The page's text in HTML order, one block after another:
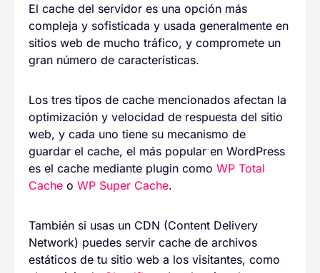
El cache del servidor es una opción más
compleja y sofisticada y usada generalmente en
sitios web de mucho tráfico, y compromete un
gran número de características.
Los tres tipos de cache mencionados afectan la
optimización y velocidad de respuesta del sitio
web, y cada uno tiene su mecanismo de
guardar el cache, el más popular en WordPress
es el cache mediante plugin comoWP Total
Cache oWP Super Cache.
También si usas un CDN (Content Delivery
Network) puedes servir cache de archivos
estáticos de tu sitio web a los visitantes, como